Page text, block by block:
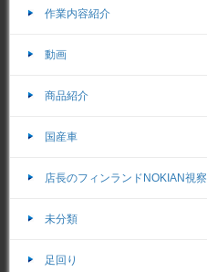
作業内容紹介
動画
商品紹介
国産車
店長のフィンランドNOKIAN視察
未分類
足回り